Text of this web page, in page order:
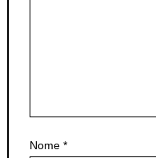
Nome *